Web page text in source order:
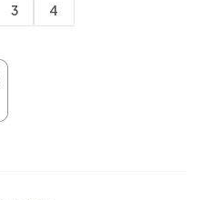
3 4